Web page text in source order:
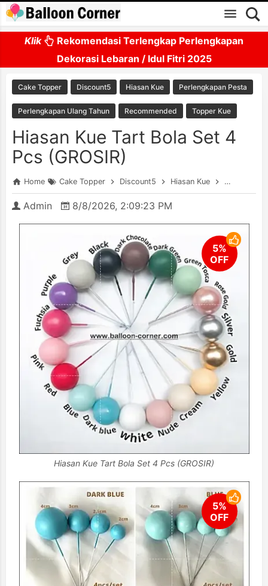
Skip to main content
Klik
Rekomendasi Terlengkap Perlengkapan
Dekorasi Lebaran / Idul Fitri 2025
Cake Topper Discount5 Hiasan Kue Perlengkapan Pesta
Perlengkapan Ulang Tahun Recommended Topper Kue
Hiasan Kue Tart Bola Set 4
Pcs (GROSIR)
Home Cake Topper Discount5 Hiasan Kue
Admin 8/8/2026, 2:09:23 PM
Hiasan Kue Tart Bola Set 4 Pcs (GROSIR)